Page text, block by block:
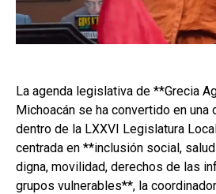
La agenda legislativa de **Grecia
Michoacán se ha convertido en
dentro de la LXXVI Legislatura
centrada en **inclusión social,
digna, movilidad, derechos de las
grupos vulnerables**, la